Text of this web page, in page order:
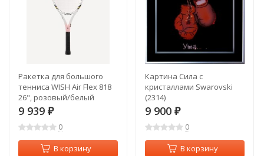
Ракетка для большого
тенниса WISH Air Flex 818
26", розовый/белый
(2119119)
9 939 ₽
0
В корзину
Картина Сила с
кристаллами Swarovski
(2314)
9 900 ₽
0
В корзину